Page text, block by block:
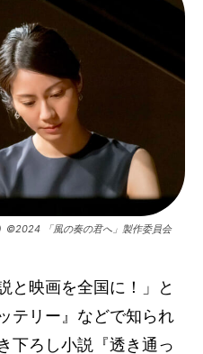
©2024 「風の奏の君へ」製作委員会
と映画を全国に！」と
テリー』などで知られ
下ろし小説『透き通っ